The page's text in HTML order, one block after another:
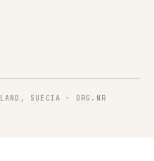
SUECIA · ORG.NR